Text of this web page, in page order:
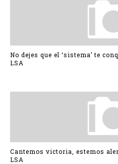
No dejes que el ‘sistema’ te
LSA
Cantemos victoria, estemos
LSA